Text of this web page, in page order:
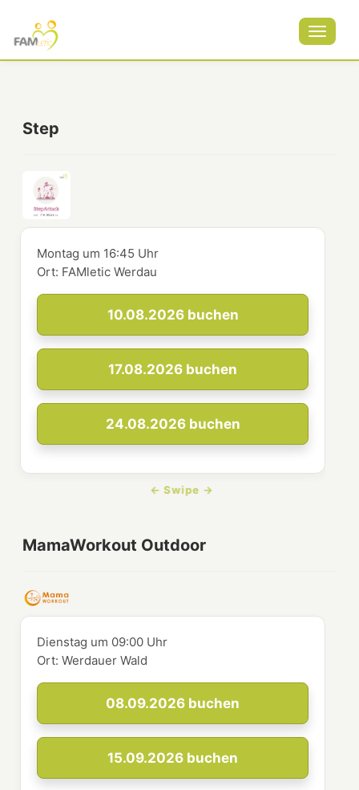
Toggle
Step
Montag um 16:45 Uhr
Ort: FAMletic Werdau
10.08.2026buchen
17.08.2026 buchen
24.08.2026buchen
MamaWorkout Outdoor
Dienstag um 09:00 Uhr
Ort:Werdauer Wald
08.09.2026 buchen
15.09.2026 buchen